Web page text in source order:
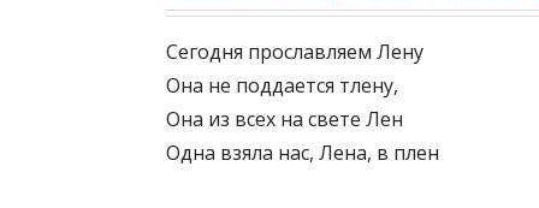
Сегодня прославляем Лену
Она не поддается тлену,
Она из всех на свете Лен
Одна взяла нас, Лена, в плен